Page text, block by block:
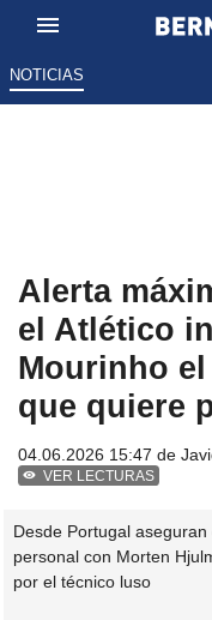
NOTICIAS
Alerta
el Atlético
Mourinho
que quiere
04.06.2026 15:47 de
VER LECTURAS
Desde Portugal
personal con Morten
por el técnico luso